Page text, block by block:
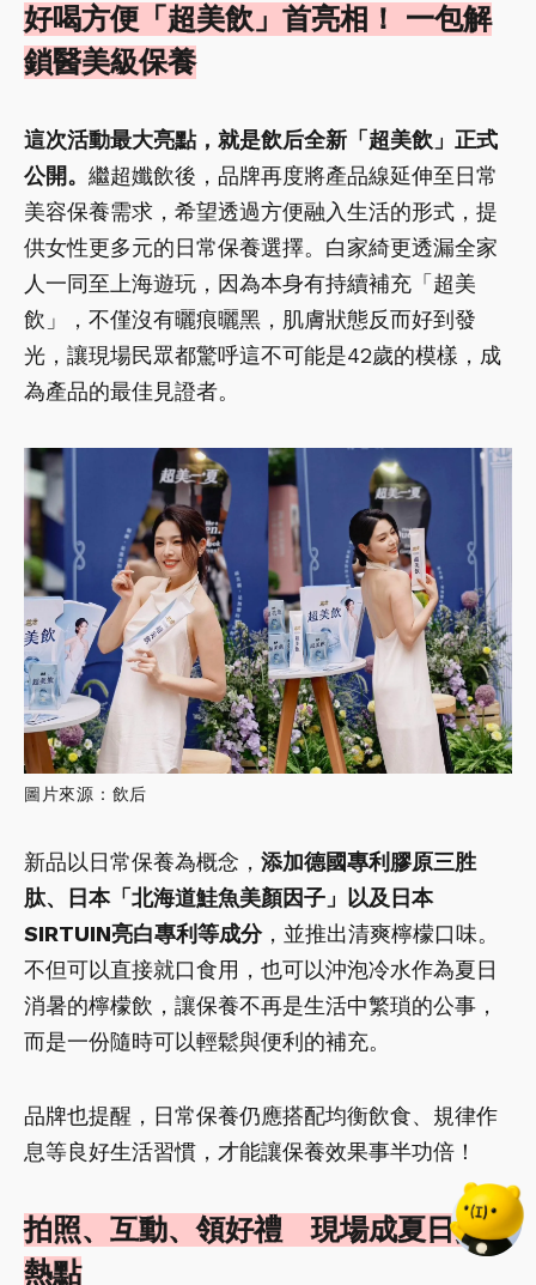
好喝方便「超美飲」首亮相！ 一包解
鎖醫美級保養
這次活動最大亮點，就是飲后全新「超美飲」正式
公開。 繼超孅飲後，品牌再度將產品線延伸至日常
美容保養需求，希望透過方便融入生活的形式，提
供女性更多元的日常保養選擇。白家綺更透漏全家
人一同至上海遊玩，因為本身有持續補充「超美
飲」，不僅沒有曬痕曬黑，肌膚狀態反而好到發
光，讓現場民眾都驚呼這不可能是42歲的模樣，成
為產品的最佳見證者。
圖片來源：飲后
新品以日常保養為概念， 添加德國專利膠原三胜
肽、日本「北海道鮭魚美顏因子」以及日本
SIRTUIN亮白專利等成分，並推出清爽檸檬口味。
不但可以直接就口食用，也可以沖泡冷水作為夏日
消暑的檸檬飲，讓保養不再是生活中繁瑣的公事，
而是一份隨時可以輕鬆與便利的補充。
品牌也提醒，日常保養仍應搭配均衡飲食、規律作
息等良好生活習慣，才能讓保養效果事半功倍！
拍照、互動、領好禮 現場成夏日打卡
熱點